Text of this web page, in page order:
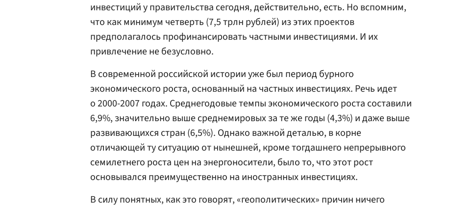
инвестиций у правительства сегодня, действительно, есть. Но вспомним,
что как минимум четверть (7,5 трлн рублей) из этих проектов
предполагалось профинансировать частными инвестициями. И их
привлечение не безусловно.
В современной российской истории уже был период бурного
экономического роста, основанный на частных инвестициях. Речь идет
о 2000-2007 годах. Среднегодовые темпы экономического роста составили
6,9%, значительно выше среднемировых за те же годы (4,3%) и даже выше
развивающихся стран (6,5%). Однако важной деталью, в корне
отличающей ту ситуацию от нынешней, кроме тогдашнего непрерывного
семилетнего роста цен на энергоносители, было то, что этот рост
основывался преимущественно на иностранных инвестициях.
В силу понятных, как это говорят, «геополитических» причин ничего